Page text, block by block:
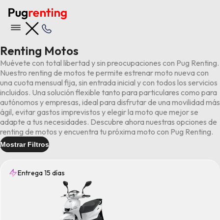
Renting Motos
Muévete con total libertad y sin preocupaciones con Pug Renting.
Nuestro renting de motos te permite estrenar moto nueva con
una cuota mensual fija, sin entrada inicial y con todos los servicios
incluidos. Una solución flexible tanto para particulares como para
autónomos y empresas, ideal para disfrutar de una movilidad más
ágil, evitar gastos imprevistos y elegir la moto que mejor se
adapte a tus necesidades. Descubre ahora nuestras opciones de
renting de motos y encuentra tu próxima moto con Pug Renting.
Mostrar Filtros
Entrega 15 días